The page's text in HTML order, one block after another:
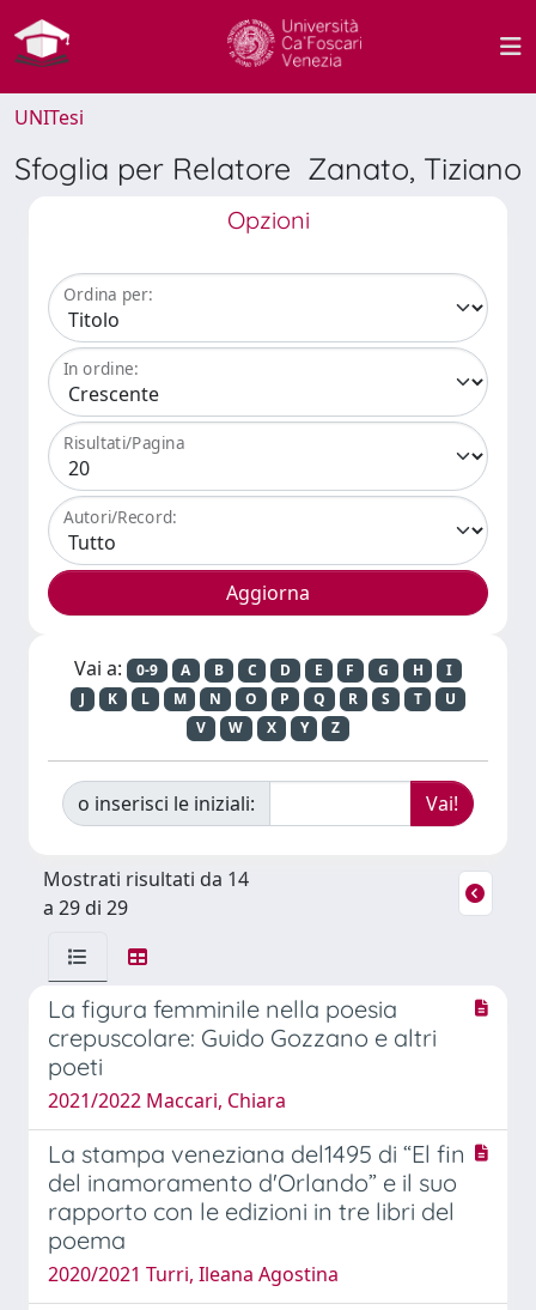
UNITesi
Sfoglia per Relatore Zanato, Tiziano
Opzioni
Ordina per:
In ordine:
Risultati/Pagina
Autori/Record:
Vai a: 0-9 A B C D E F G H
I
J
K L M N O P Q R S T
U
V
W X Y Z
o inserisci le iniziali:
Mostrati risultati da 14
a 29 di 29
La figura femminile nella poesia
crepuscolare: Guido Gozzano e altri
poeti
2021/2022 Maccari, Chiara
La stampa veneziana del1495 di “El fin
del inamoramento d'Orlando” e il suo
rapporto con le edizioni in tre libri del
poema
2020/2021 Turri, Ileana Agostina